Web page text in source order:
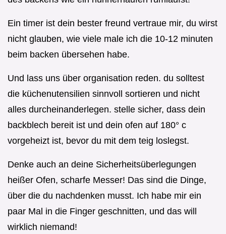
Ein timer ist dein bester freund vertraue mir, du wirst
nicht glauben, wie viele male ich die 10-12 minuten
beim backen übersehen habe.
Und lass uns über organisation reden. du solltest
die küchenutensilien sinnvoll sortieren und nicht
alles durcheinanderlegen. stelle sicher, dass dein
backblech bereit ist und dein ofen auf 180° c
vorgeheizt ist, bevor du mit dem teig loslegst.
Denke auch an deine Sicherheitsüberlegungen
heißer Ofen, scharfe Messer! Das sind die Dinge,
über die du nachdenken musst. Ich habe mir ein
paar Mal in die Finger geschnitten, und das will
wirklich niemand!